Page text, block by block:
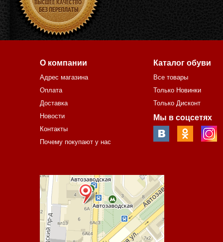
О компании
Адрес магазина
Оплата
Доставка
Новости
Контакты
Почему покупают у нас
Каталог обуви
Все товары
Только Новинки
Только Дисконт
Мы в соцсетях